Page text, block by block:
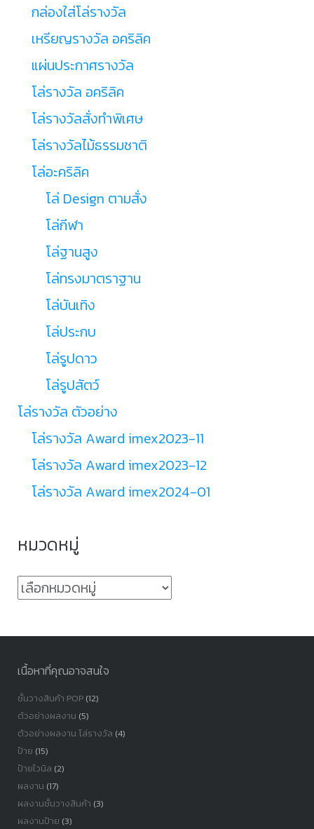
กล่องใส่โล่รางวัล
เหรียญรางวัล อคริลิค
แผ่นประกาศรางวัล
โล่รางวัล อคริลิค
โล่รางวัลสั่งทำพิเศษ
โล่รางวัลไม้ธรรมชาติ
โล่อะคริลิค
โล่ Design ตามสั่ง
โล่กีฬา
โล่ฐานสูง
โล่ทรงมาตราฐาน
โล่บันเทิง
โล่ประกบ
โล่รูปดาว
โล่รูปสัตว์
โล่รางวัล ตัวอย่าง
โล่รางวัล Award imex2023-11
โล่รางวัล Award imex2023-12
โล่รางวัล Award imex2024-01
หมวดหมู่
หมวด
เนื้อหาที่คุณอาจสนใจ
ชั้นวางสินค้า POP(12)
ตัวอย่างผลงาน (5)
ตัวอย่างผลงาน โล่รางวัล (4)
ป้าย (15)
ป้ายไวนิล (2)
ผลงาน (17)
ผลงานชั้นวางสินค้า (3)
ผลงานป้าย (3)